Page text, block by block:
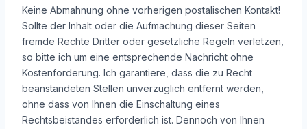
Keine Abmahnung ohne vorherigen postalischen Kontakt!
Sollte der Inhalt oder die Aufmachung dieser Seiten
fremde Rechte Dritter oder gesetzliche Regeln verletzen,
so bitte ich um eine entsprechende Nachricht ohne
Kostenforderung. Ich garantiere, dass die zu Recht
beanstandeten Stellen unverzüglich entfernt werden,
ohne dass von Ihnen die Einschaltung eines
Rechtsbeistandes erforderlich ist. Dennoch von Ihnen